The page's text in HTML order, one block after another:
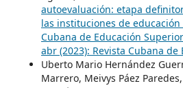
autoevaluación: etapa
las instituciones de
Cubana de Educación
abr (2023): Revista Cubana
Uberto Mario Hernández
Marrero, Meivys Páez